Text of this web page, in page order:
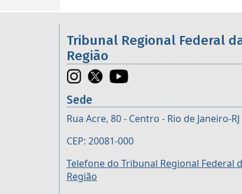
Informações úteis sobre os
Tribunal Regional Federal
Região
Sede
Rua Acre, 80 - Centro - Rio de Janeiro-RJ
CEP: 20081-000
Telefone do Tribunal Regional Federal
Região